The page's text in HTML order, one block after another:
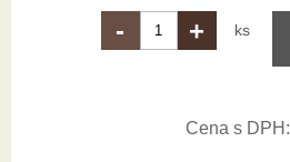
- + ks
Cena s DPH: